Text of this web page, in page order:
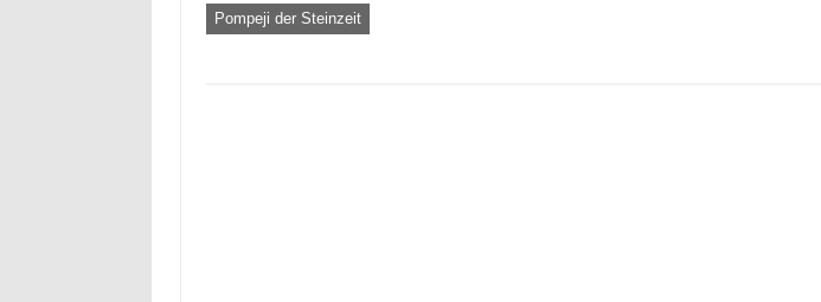
Pompeji der Steinzeit